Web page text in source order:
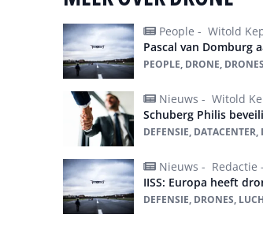
People - Witold
Pascal van Domburg
PEOPLE, DRONE,
Nieuws - Witold
Schuberg Philis
DEFENSIE,
Nieuws - Redactie -
IISS: Europa heeft
DEFENSIE, DRONES,